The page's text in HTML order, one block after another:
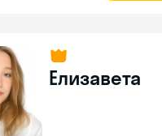
Елизавета